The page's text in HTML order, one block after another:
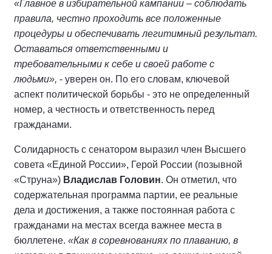
«Главное в избирательной кампании – соблюдать
правила, честно проходить все положенные
процедуры и обеспечивать легитимный результат.
Оставаться ответственными и
требовательными к себе и своей работе с
людьми», - уверен он. По его словам, ключевой
аспект политической борьбы - это не определенный
номер, а честность и ответственность перед
гражданами.
Солидарность с сенатором выразил член Высшего
совета «Единой России», Герой России (позывной
«Струна») Владислав Головин. Он отметил, что
содержательная программа партии, ее реальные
дела и достижения, а также постоянная работа с
гражданами на местах всегда важнее места в
бюллетене. «Как в соревнованиях по плаванию, в